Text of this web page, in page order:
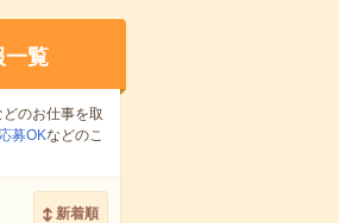
一覧
どのお仕事を取
募OKなどのこ
新着順